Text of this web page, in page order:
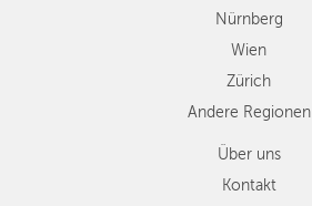
Nürnberg
Wien
Zürich
Andere Regionen
Über uns
Kontakt